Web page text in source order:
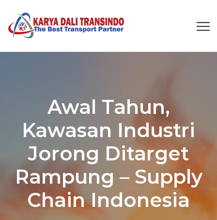
Awal Tahun,
Kawasan Industri
Jorong Ditarget
Rampung – Supply
Chain Indonesia